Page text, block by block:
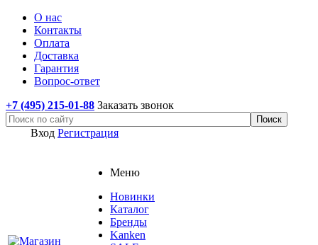
О нас
Контакты
Оплата
Доставка
Гарантия
Вопрос-ответ
+7 (495) 215-01-88 Заказать звонок
Вход Регистрация
Меню
Новинки
Каталог
Бренды
Kanken